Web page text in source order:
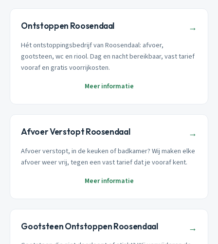
Ontstoppen Roosendaal →
Hét ontstoppingsbedrijf van Roosendaal: afvoer,
gootsteen, wc en riool. Dag en nacht bereikbaar, vast tarief
vooraf en gratis voorrijkosten.
Meer informatie
Afvoer Verstopt Roosendaal →
Afvoer verstopt, in de keuken of badkamer? Wij maken elke
afvoer weer vrij, tegen een vast tarief dat je vooraf kent.
Meer informatie
Gootsteen Ontstoppen Roosendaal →